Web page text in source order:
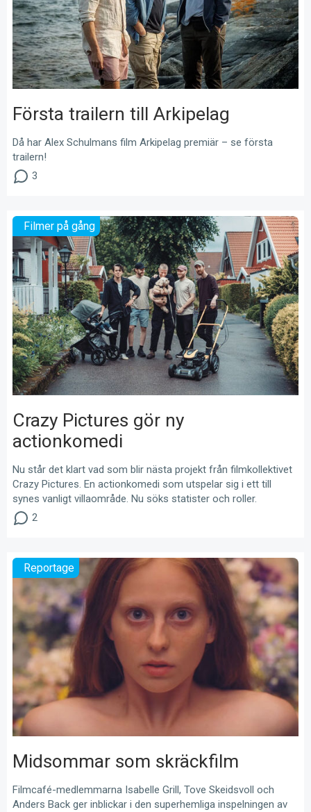
Första trailern till Arkipelag
Då har Alex Schulmans film Arkipelag premiär – se första
trailern!
3
Crazy Pictures gör ny
actionkomedi
Filmer på gång
Nu står det klart vad som blir nästa projekt från filmkollektivet
Crazy Pictures. En actionkomedi som utspelar sig i ett till
synes vanligt villaområde. Nu söks statister och roller.
2
Midsommar som skräckfilm
Reportage
Filmcafé-medlemmarna Isabelle Grill, Tove Skeidsvoll och
Anders Back ger inblickar i den superhemliga inspelningen av